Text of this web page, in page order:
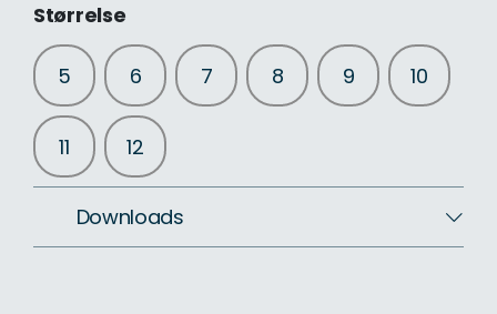
Størrelse
5 6 7 8 9 10
11 12
Downloads